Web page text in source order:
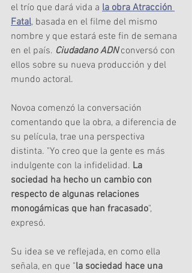
el trío que dará vida a la obra Atracción
Fatal, basada en el filme del mismo
nombre y que estará este fin de semana
en el país. Ciudadano ADN conversó con
ellos sobre su nueva producción y del
mundo actoral.
Novoa comenzó la conversación
comentando que la obra, a diferencia de
su película, trae una perspectiva
distinta. "Yo creo que la gente es más
indulgente con la infidelidad. La
sociedad ha hecho un cambio con
respecto de algunas relaciones
monogámicas que han fracasado",
expresó.
Su idea se ve reflejada, en como ella
señala, en que "la sociedad hace una